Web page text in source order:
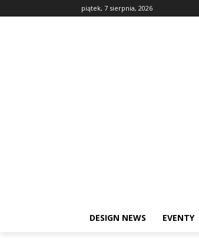
piątek, 7 sierpnia, 2026
DESIGN NEWS EVENTY